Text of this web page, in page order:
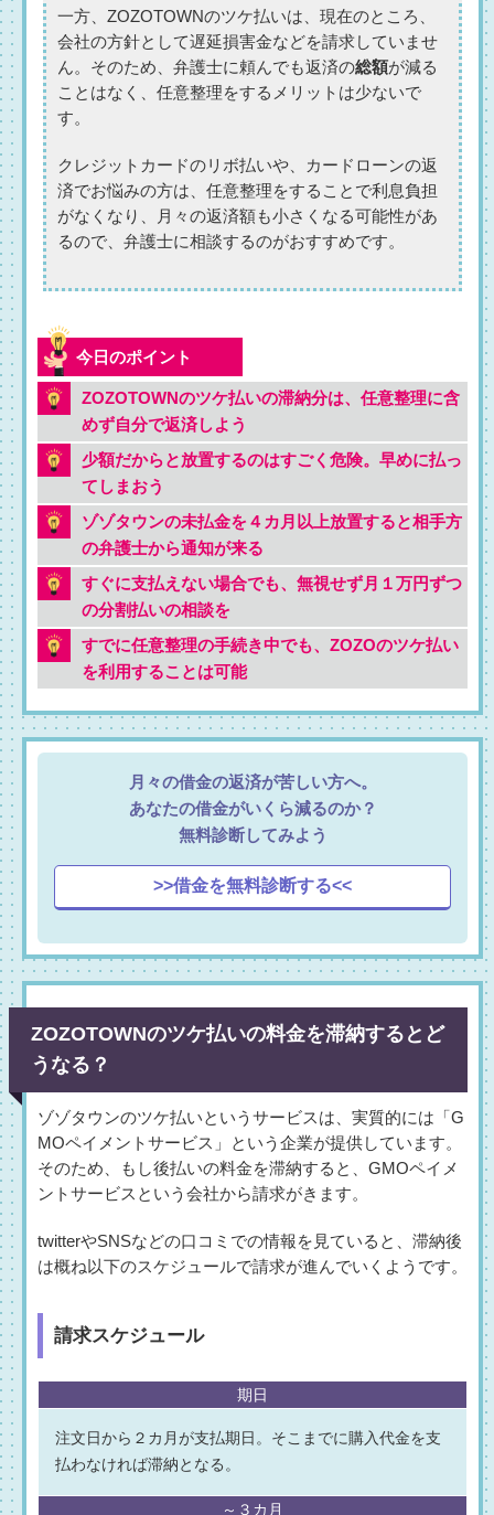
一方、ZOZOTOWNのツケ払いは、現在のところ、
会社の方針として遅延損害金などを請求していませ
ん。そのため、弁護士に頼んでも返済の総額が減る
ことはなく、任意整理をするメリットは少ないで
す。
クレジットカードのリボ払いや、カードローンの返
済でお悩みの方は、任意整理をすることで利息負担
がなくなり、月々の返済額も小さくなる可能性があ
るので、弁護士に相談するのがおすすめです。
ZOZOTOWNのツケ払いの滞納分は、任意整理に含
めず自分で返済しよう
少額だからと放置するのはすごく危険。早めに払っ
てしまおう
ゾゾタウンの未払金を４カ月以上放置すると相手方
の弁護士から通知が来る
すぐに支払えない場合でも、無視せず月１万円ずつ
の分割払いの相談を
すでに任意整理の手続き中でも、ZOZOのツケ払い
を利用することは可能
月々の借金の返済が苦しい方へ。
あなたの借金がいくら減るのか？
無料診断してみよう
>>借金を無料診断する<<
ZOZOTOWNのツケ払いの料金を滞納するとど
うなる？
ゾゾタウンのツケ払いというサービスは、実質的には「G
MOペイメントサービス」という企業が提供しています。
そのため、もし後払いの料金を滞納すると、GMOペイメ
ントサービスという会社から請求がきます。
twitterやSNSなどの口コミでの情報を見ていると、滞納後
は概ね以下のスケジュールで請求が進んでいくようです。
請求スケジュール
期日
注文日から２カ月が支払期日。そこまでに購入代金を支
払わなければ滞納となる。
～３カ月